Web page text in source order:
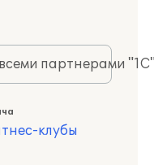
партнерами
клубы